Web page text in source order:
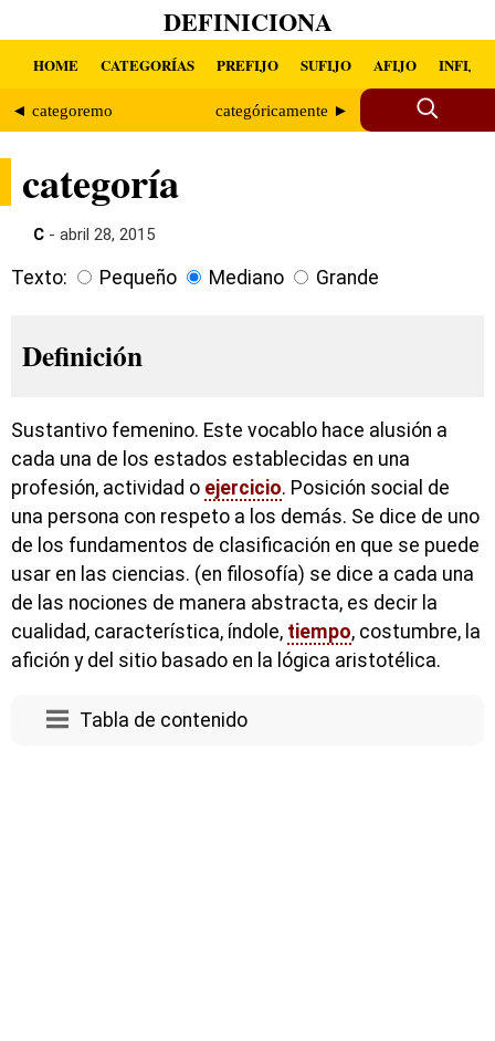
DEFINICIONA
HOME CATEGORÍAS PREFIJO SUFIJO AFIJO INFIJO
◄ categoremo categóricamente ►
categoría
C - abril 28, 2015
Texto: Pequeño Mediano Grande
Definición
Sustantivo femenino. Este vocablo hace alusión a
cada una de los estados establecidas en una
profesión, actividad o ejercicio. Posición social de
una persona con respeto a los demás. Se dice de uno
de los fundamentos de clasificación en que se puede
usar en las ciencias. (en filosofía) se dice a cada una
de las nociones de manera abstracta, es decir la
cualidad, característica, índole, tiempo, costumbre, la
afición y del sitio basado en la lógica aristotélica.
Tabla de contenido